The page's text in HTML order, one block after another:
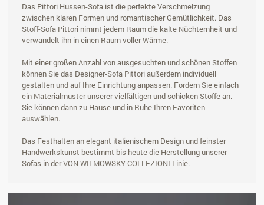
Das Pittori Hussen-Sofa ist die perfekte Verschmelzung
zwischen klaren Formen und romantischer Gemütlichkeit. Das
Stoff-Sofa Pittori nimmt jedem Raum die kalte Nüchternheit und
verwandelt ihn in einen Raum voller Wärme.
Mit einer großen Anzahl von ausgesuchten und schönen Stoffen
können Sie das Designer-Sofa Pittori außerdem individuell
gestalten und auf Ihre Einrichtung anpassen. Fordern Sie einfach
ein Materialmuster unserer vielfältigen und schicken Stoffe an.
Sie können dann zu Hause und in Ruhe Ihren Favoriten
auswählen.
Das Festhalten an elegant italienischem Design und feinster
Handwerkskunst bestimmt bis heute die Herstellung unserer
Sofas in der VON WILMOWSKY COLLEZIONI Linie.